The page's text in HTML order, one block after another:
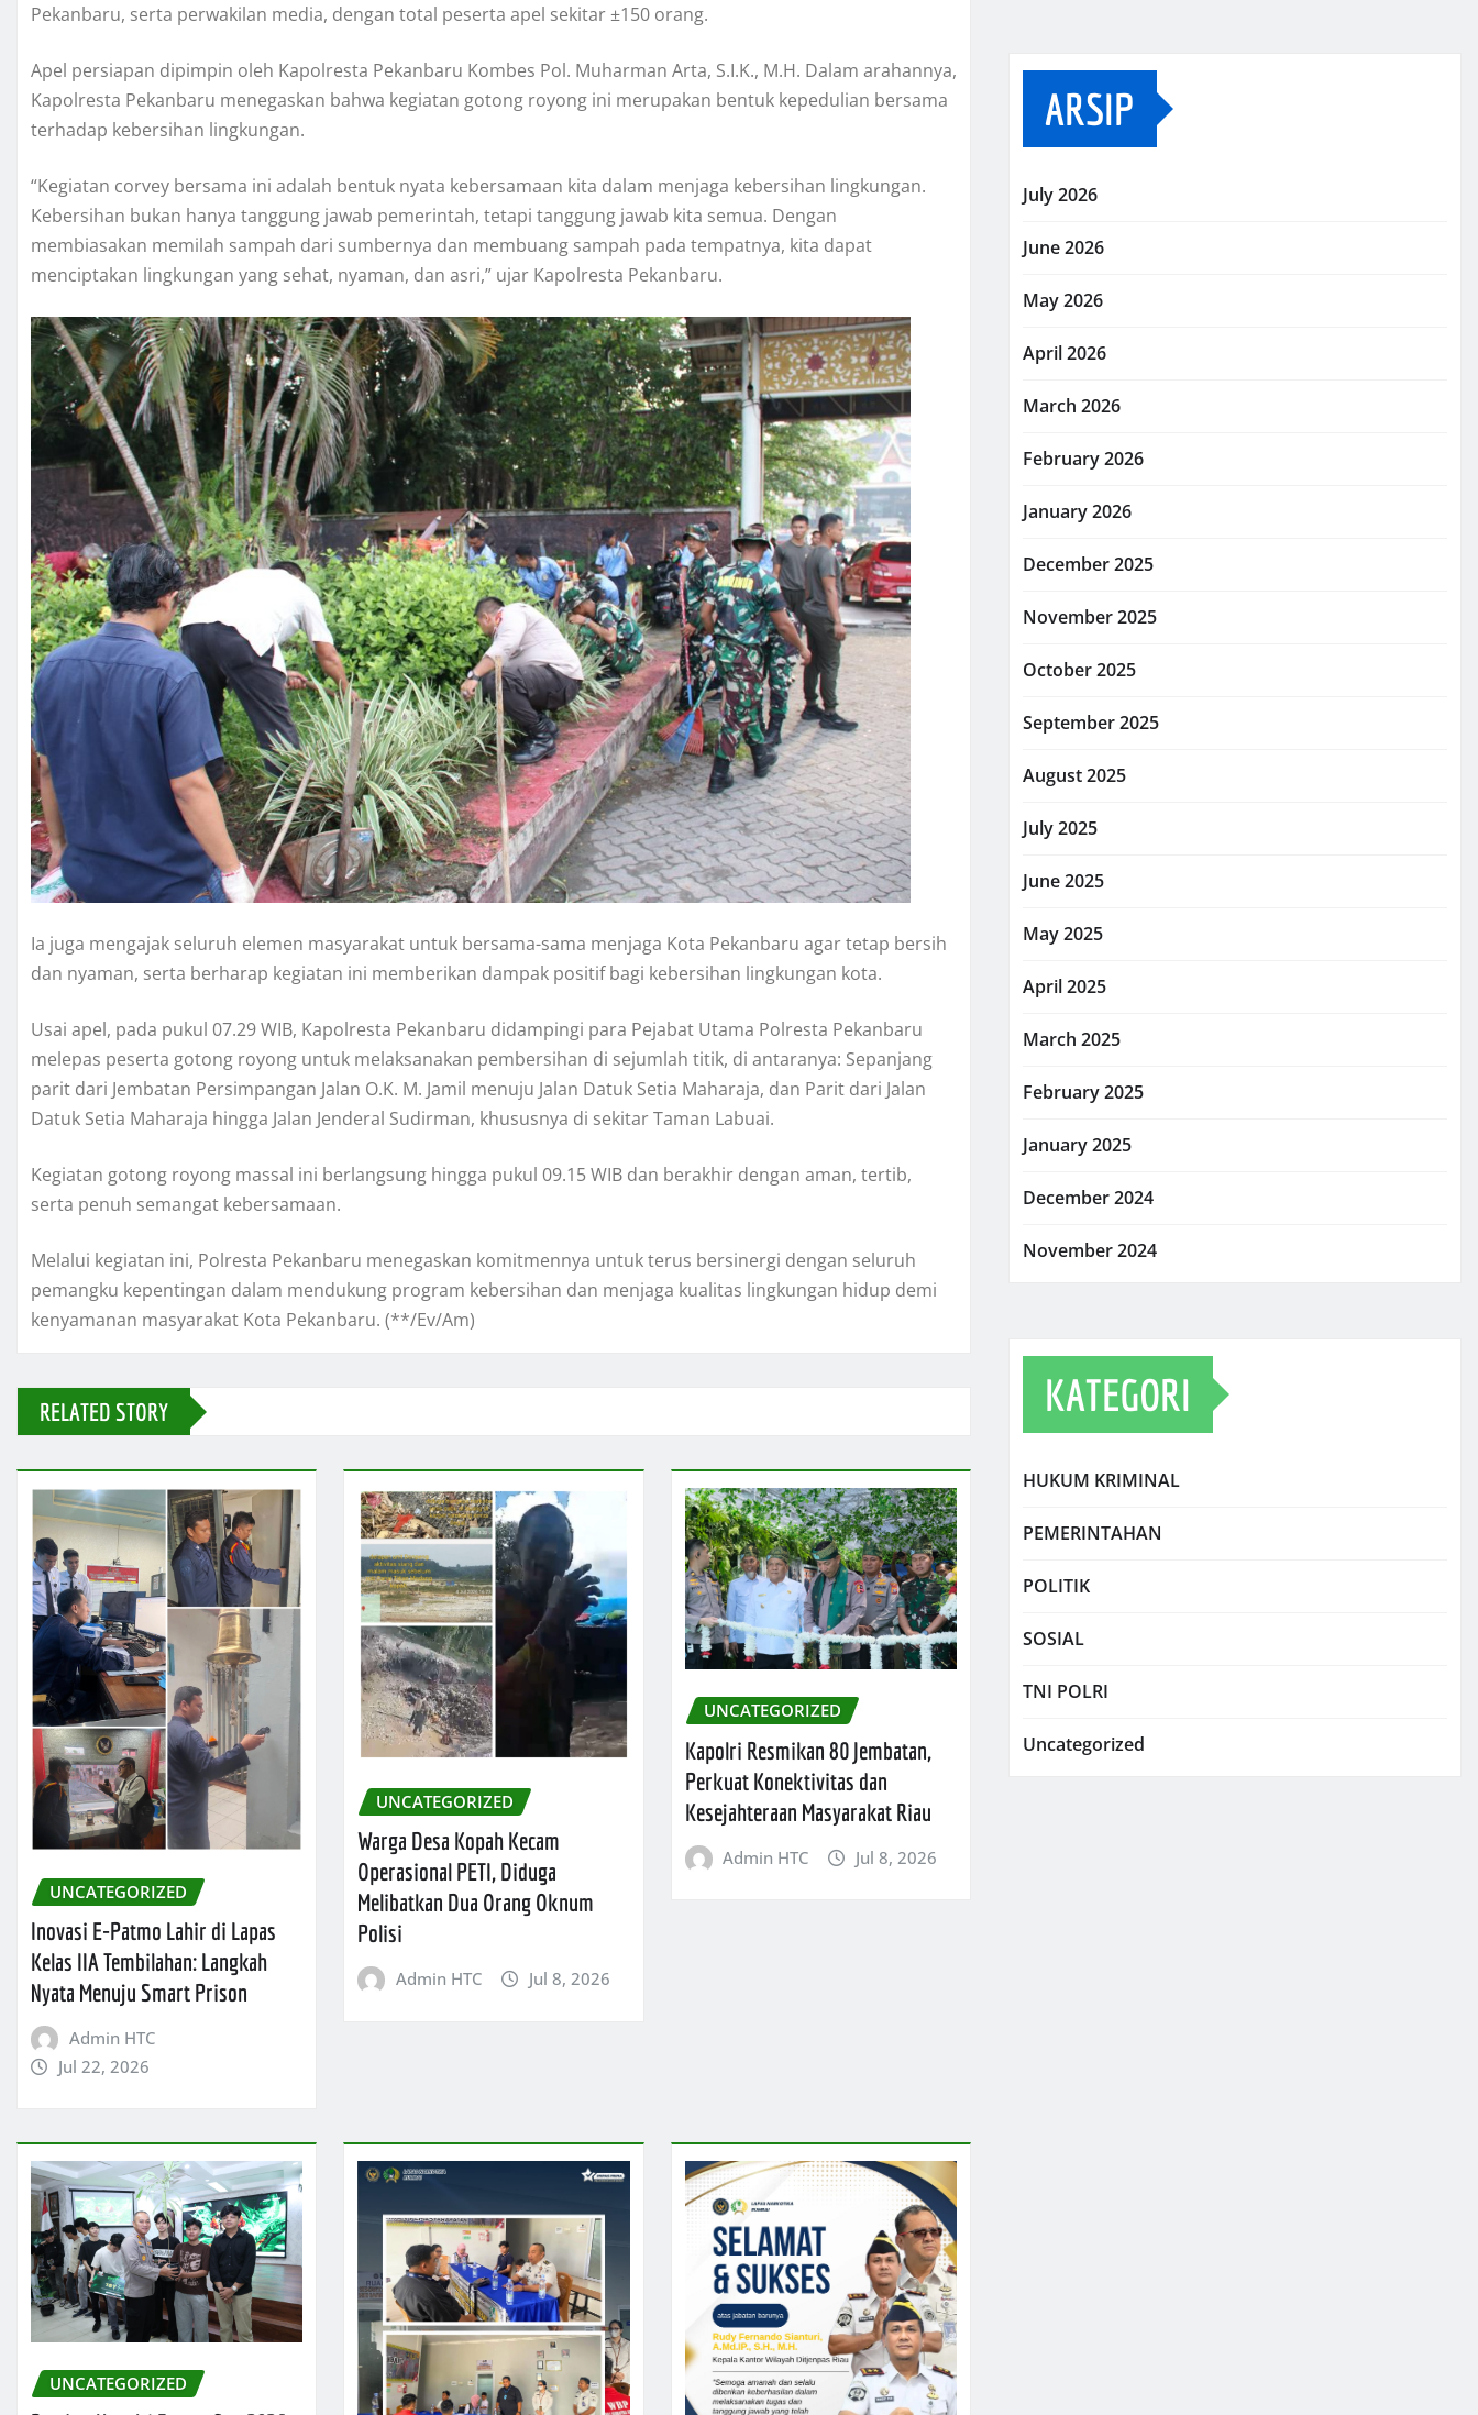
Pekanbaru, serta perwakilan media, dengan total peserta apel sekitar ±150 orang.
Apel persiapan dipimpin oleh Kapolresta Pekanbaru Kombes Pol. Muharman Arta, S.I.K., M.H. Dalam arahannya,
Kapolresta Pekanbaru menegaskan bahwa kegiatan gotong royong ini merupakan bentuk kepedulian bersama
terhadap kebersihan lingkungan.
“Kegiatan corvey bersama ini adalah bentuk nyata kebersamaan kita dalam menjaga kebersihan lingkungan.
Kebersihan bukan hanya tanggung jawab pemerintah, tetapi tanggung jawab kita semua. Dengan
membiasakan memilah sampah dari sumbernya dan membuang sampah pada tempatnya, kita dapat
menciptakan lingkungan yang sehat, nyaman, dan asri,” ujar Kapolresta Pekanbaru.
Ia juga mengajak seluruh elemen masyarakat untuk bersama-sama menjaga Kota Pekanbaru agar tetap bersih
dan nyaman, serta berharap kegiatan ini memberikan dampak positif bagi kebersihan lingkungan kota.
Usai apel, pada pukul 07.29 WIB, Kapolresta Pekanbaru didampingi para Pejabat Utama Polresta Pekanbaru
melepas peserta gotong royong untuk melaksanakan pembersihan di sejumlah titik, di antaranya: Sepanjang
parit dari Jembatan Persimpangan Jalan O.K. M. Jamil menuju Jalan Datuk Setia Maharaja, dan Parit dari Jalan
Datuk Setia Maharaja hingga Jalan Jenderal Sudirman, khususnya di sekitar Taman Labuai.
Kegiatan gotong royong massal ini berlangsung hingga pukul 09.15 WIB dan berakhir dengan aman, tertib,
serta penuh semangat kebersamaan.
Melalui kegiatan ini, Polresta Pekanbaru menegaskan komitmennya untuk terus bersinergi dengan seluruh
pemangku kepentingan dalam mendukung program kebersihan dan menjaga kualitas lingkungan hidup demi
kenyamanan masyarakat Kota Pekanbaru. (**/Ev/Am)
RELATED STORY
UNCATEGORIZED
Inovasi E-Patmo Lahir di Lapas
Kelas IIA Tembilahan: Langkah
Nyata Menuju Smart Prison
Admin HTC
Jul 22, 2026
UNCATEGORIZED
Warga Desa Kopah Kecam
Operasional PETI, Diduga
Melibatkan Dua Orang Oknum
Polisi
Admin HTC Jul 8, 2026
UNCATEGORIZED
Kapolri Resmikan 80 Jembatan,
Perkuat Konektivitas dan
Kesejahteraan Masyarakat Riau
Admin HTC Jul 8, 2026
UNCATEGORIZED
ARSIP
July 2026
June 2026
May 2026
April 2026
March 2026
February 2026
January 2026
December 2025
November 2025
October 2025
September 2025
August 2025
July 2025
June 2025
May 2025
April 2025
March 2025
February 2025
January 2025
December 2024
November 2024
KATEGORI
HUKUM KRIMINAL
PEMERINTAHAN
POLITIK
SOSIAL
TNI POLRI
Uncategorized